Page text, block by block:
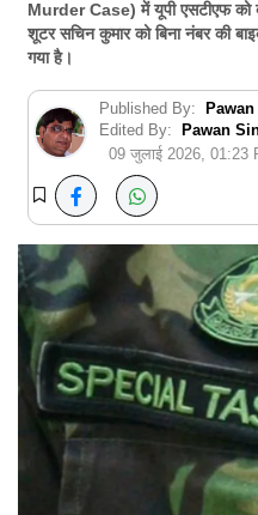
Murder Case) में यूपी एसटीएफ को
शूटर सचिन कुमार को बिना नंबर की
गया है।
Published By:
Edited By:
Pawan
09 जुलाई 2026, 01:23